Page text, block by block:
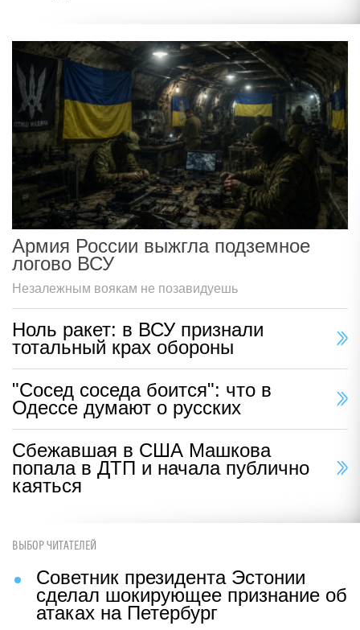
Армия России выжгла подземное
логово ВСУ
Незалежным воякам не позавидуешь
Ноль ракет: в ВСУ признали
тотальный крах обороны
"Сосед соседа боится": что в
Одессе думают о русских
Сбежавшая в США Машкова
попала в ДТП и начала публично
каяться
ВЫБОР ЧИТАТЕЛЕЙ
Советник президента Эстонии
сделал шокирующее признание об
атаках на Петербург